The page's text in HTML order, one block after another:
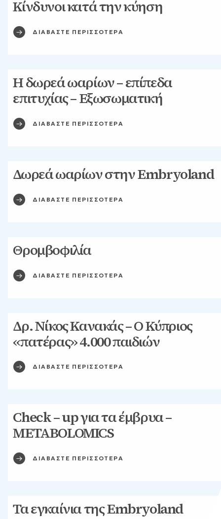
Κίνδυνοι κατά την κύηση
ΔΙΑΒΑΣΤΕ ΠΕΡΙΣΣΟΤΕΡΑ
Η δωρεά ωαρίων – επίπεδα
επιτυχίας – Εξωσωματική
ΔΙΑΒΑΣΤΕ ΠΕΡΙΣΣΟΤΕΡΑ
Δωρεά ωαρίων στην Embryoland
ΔΙΑΒΑΣΤΕ ΠΕΡΙΣΣΟΤΕΡΑ
Θρομβοφιλία
ΔΙΑΒΑΣΤΕ ΠΕΡΙΣΣΟΤΕΡΑ
Δρ. Νίκος Κανακάς – Ο Κύπριος
«πατέρας» 4.000 παιδιών
ΔΙΑΒΑΣΤΕ ΠΕΡΙΣΣΟΤΕΡΑ
Check – up για τα έμβρυα –
METABOLOMICS
ΔΙΑΒΑΣΤΕ ΠΕΡΙΣΣΟΤΕΡΑ
Τα εγκαίνια της Embryoland